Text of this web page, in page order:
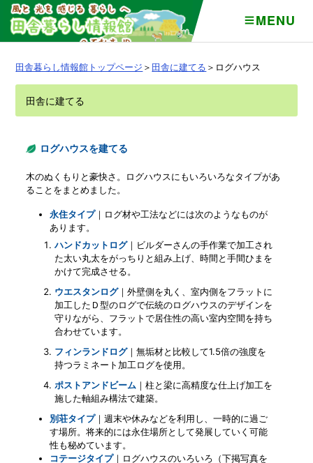
MENU
田舎暮らし情報館トップページ ＞ 田舎に建てる ＞ログハウス
田舎に建てる
ログハウスを建てる
木のぬくもりと豪快さ。ログハウスにもいろいろなタイプがあ
ることをまとめました。
永住タイプ｜ログ材や工法などには次のようなものが
あります。
ハンドカットログ｜ビルダーさんの手作業で加工され
た太い丸太をがっちりと組み上げ、時間と手間ひまを
かけて完成させる。
ウエスタンログ｜外壁側を丸く、室内側をフラットに
加工したＤ型のログで伝統のログハウスのデザインを
守りながら、フラットで居住性の高い室内空間を持ち
合わせています。
フィンランドログ｜無垢材と比較して1.5倍の強度を
持つラミネート加工ログを使用。
ポストアンドビーム｜柱と梁に高精度な仕上げ加工を
施した軸組み構法で建築。
別荘タイプ｜週末や休みなどを利用し、一時的に過ご
す場所。将来的には永住場所として発展していく可能
性も秘めています。
コテージタイプ｜ログハウスのいろいろ（下掲写真を